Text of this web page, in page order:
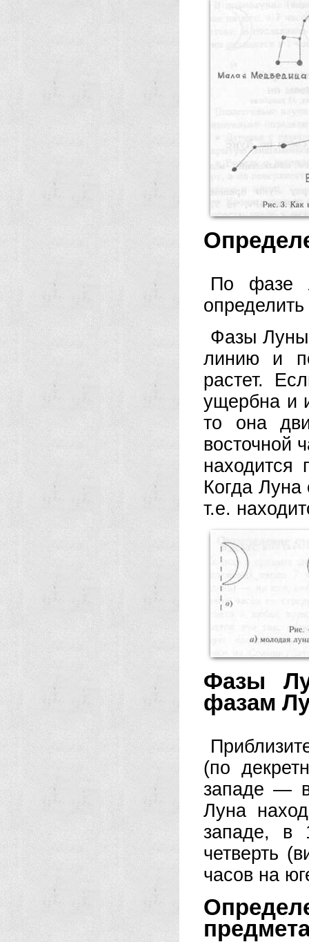
По фазе
Фазы
линию и
растет.
ущербна и
то она
восточной
находится
Когда Луна
т.е.
Фазы
фазам
(по
запа­де —
Луна
западе, в
четверть
часов на